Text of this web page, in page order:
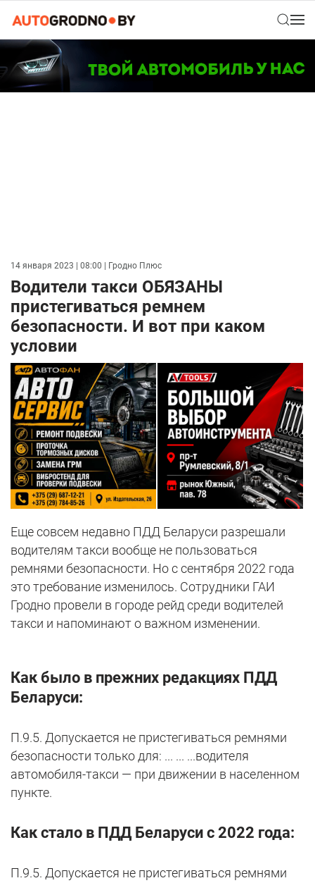
14 января 2023 | 08:00 | Гродно Плюс
Водители такси ОБЯЗАНЫ
пристегиваться ремнем
безопасности. И вот при каком
условии
Еще совсем недавно ПДД Беларуси разрешали
водителям такси вообще не пользоваться
ремнями безопасности. Но с сентября 2022 года
это требование изменилось. Сотрудники ГАИ
Гродно провели в городе рейд среди водителей
такси и напоминают о важном изменении.
Как было в прежних редакциях ПДД
Беларуси:
П.9.5. Допускается не пристегиваться ремнями
безопасности только для: ... ... ...водителя
автомобиля-такси — при движении в населенном
пункте.
Как стало в ПДД Беларуси с 2022 года:
П.9.5. Допускается не пристегиваться ремнями